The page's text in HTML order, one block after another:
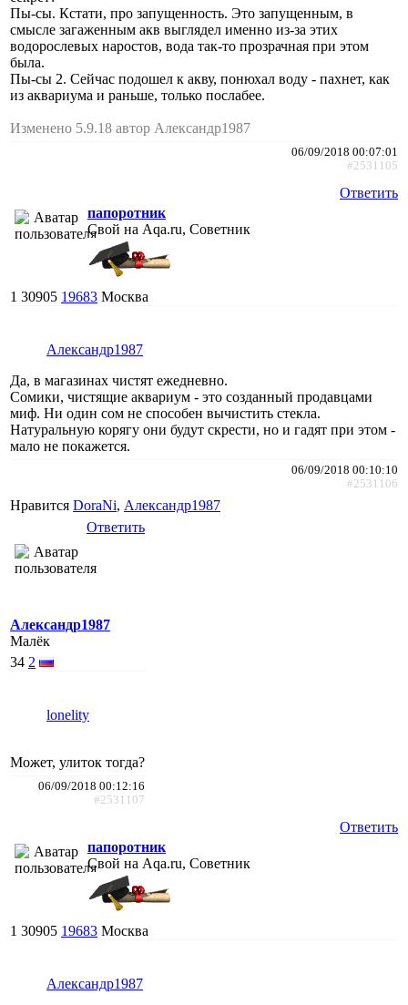
Пы-сы. Кстати, про запущенность. Это запущенным, в
смысле загаженным акв выглядел именно из-за этих
водорослевых наростов, вода так-то прозрачная при этом
была.
Пы-сы 2. Сейчас подошел к акву, понюхал воду - пахнет, как
из аквариума и раньше, только послабее.
Изменено 5.9.18 автор Александр1987
06/09/2018 00:07:01
#2531105
Ответить
папоротник
Свой на Aqa.ru, Советник
1 30905 19683 Москва
Александр1987
Да, в магазинах чистят ежедневно.
Сомики, чистящие аквариум - это созданный продавцами
миф. Ни один сом не способен вычистить стекла.
Натуральную корягу они будут скрести, но и гадят при этом -
мало не покажется.
06/09/2018 00:10:10
#2531106
Нравится DoraNi, Александр1987
Ответить
Александр1987
Малёк
34 2
lonelity
Может, улиток тогда?
06/09/2018 00:12:16
#2531107
Ответить
папоротник
Свой на Aqa.ru, Советник
1 30905 19683 Москва
Александр1987